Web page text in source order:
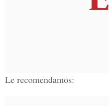
Le recomendamos: